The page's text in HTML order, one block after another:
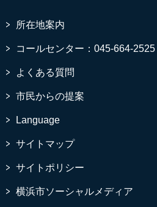
所在地案内
コールセンター：045-664-2525
よくある質問
市民からの提案
Language
サイトマップ
サイトポリシー
横浜市ソーシャルメディア